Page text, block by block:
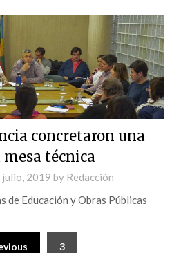
concretaron una
mesa técnica
julio, 2019 by Redacción
de Educación y Obras Públicas
3